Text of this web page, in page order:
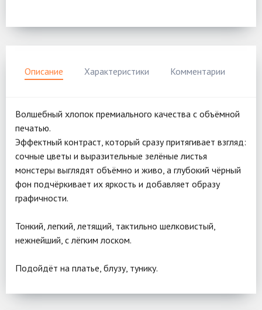
Описание Характеристики Комментарии
Волшебный хлопок премиального качества с объёмной
печатью.
Эффектный контраст, который сразу притягивает взгляд:
сочные цветы и выразительные зелёные листья
монстеры выглядят объёмно и живо, а глубокий чёрный
фон подчёркивает их яркость и добавляет образу
графичности.
Тонкий, легкий, летящий, тактильно шелковистый,
нежнейший, с лёгким лоском.
Подойдёт на платье, блузу, тунику.